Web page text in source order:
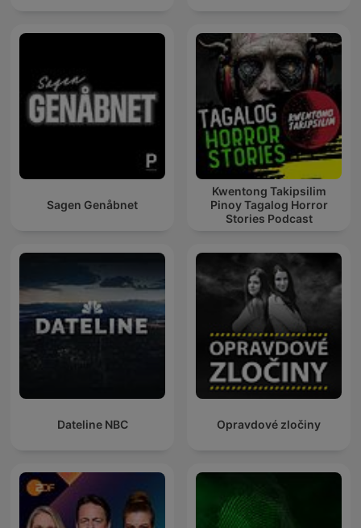
Sagen Genåbnet
Kwentong Takipsilim
Pinoy Tagalog Horror
Stories Podcast
Dateline NBC Opravdové zločiny